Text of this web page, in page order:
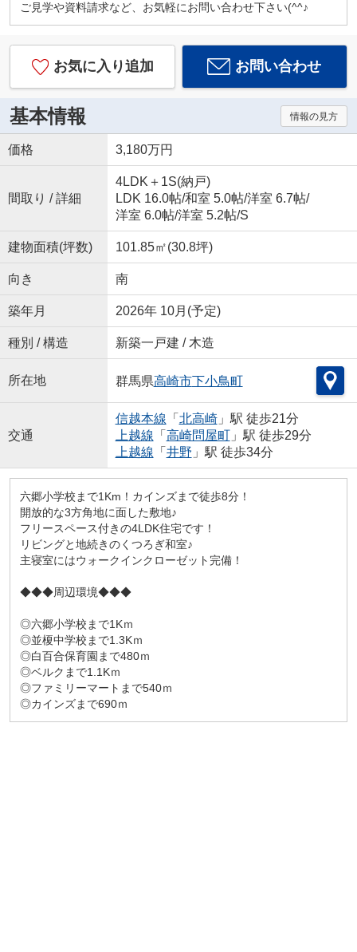
ご見学や資料請求など、お気軽にお問い合わせ下さい(^^♪
お気に入り追加 お問い合わせ
基本情報 情報の見方
価格 3,180万円
間取り / 詳細
4LDK＋1S(納戸)
LDK 16.0帖/和室 5.0帖/洋室 6.7帖/
洋室 6.0帖/洋室 5.2帖/S
建物面積(坪数) 101.85㎡(30.8坪)
向き 南
築年月 2026年 10月(予定)
種別 / 構造 新築一戸建 / 木造
所在地 群馬県高崎市下小鳥町
交通
信越本線 「 北高崎」駅 徒歩21分
上越線 「 高崎問屋町」駅 徒歩29分
上越線 「 井野 」駅 徒歩34分
六郷小学校まで1Km！カインズまで徒歩8分！
開放的な3方角地に面した敷地♪
フリースペース付きの4LDK住宅です！
リビングと地続きのくつろぎ和室♪
主寝室にはウォークインクローゼット完備！
◆◆◆周辺環境◆◆◆
◎六郷小学校まで1Kｍ
◎並榎中学校まで1.3Kｍ
◎白百合保育園まで480ｍ
◎ベルクまで1.1Kｍ
◎ファミリーマートまで540ｍ
◎カインズまで690ｍ